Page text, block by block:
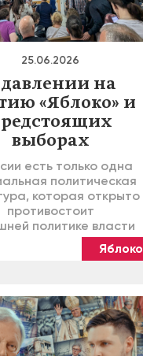
25.06.2026
на
«Яблоко» и
выборах
есть только одна
политическая
которая открыто
противостоит
политике власти
Яблоко